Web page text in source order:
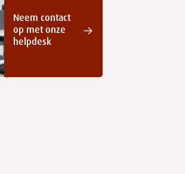
Neem contact
op met onze
helpdesk